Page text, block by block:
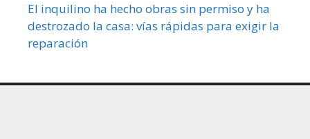
El inquilino ha hecho obras sin permiso y ha
destrozado la casa: vías rápidas para exigir la
reparación